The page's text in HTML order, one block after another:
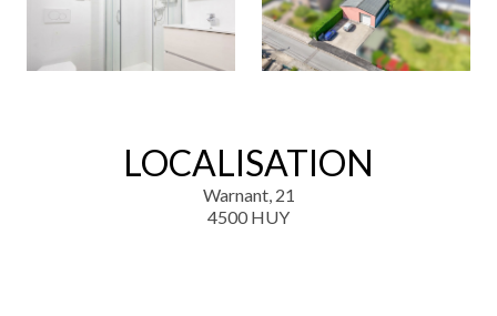
LOCALISATION
Warnant, 21
4500 HUY